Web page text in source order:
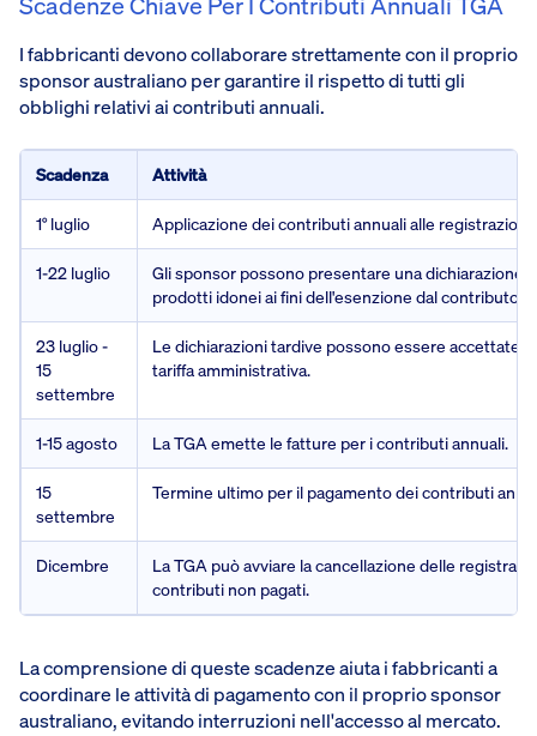
I fabbricanti devono collaborare strettamente con il proprio
sponsor australiano per garantire il rispetto di tutti gli
obblighi relativi ai contributi annuali.
Scadenza Attività
1° luglio Applicazione dei contributi annuali alle
1-22 luglio
Gli sponsor possono presentare una dichiarazione
prodotti idonei ai fini dell'esenzione dal contributo
23 luglio -
15
settembre
Le dichiarazioni tardive possono essere accettate
tariffa amministrativa.
1-15 agosto La TGA emette le fatture per i contributi annuali.
15
settembre
Termine ultimo per il pagamento dei contributi
Dicembre
La TGA può avviare la cancellazione delle
contributi non pagati.
La comprensione di queste scadenze aiuta i fabbricanti a
coordinare le attività di pagamento con il proprio sponsor
australiano, evitando interruzioni nell'accesso al mercato.